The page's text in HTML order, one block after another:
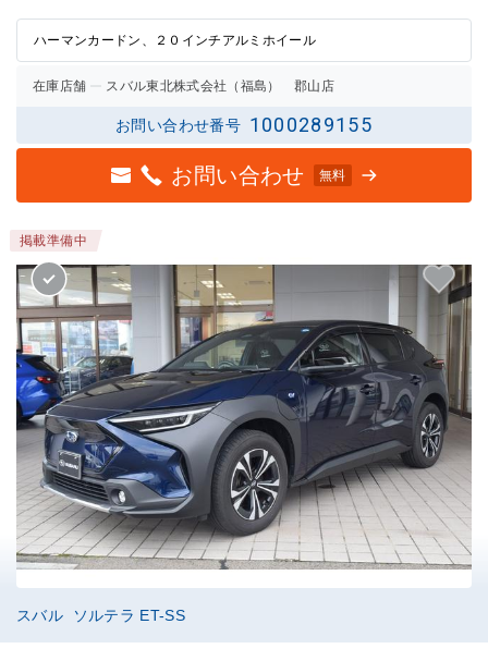
ハーマンカードン、２０インチアルミホイール
在庫店舗 スバル東北株式会社（福島） 郡山店
お問い合わせ番号 1000289155
お問い合わせ 無料
掲載準備中
スバル ソルテラ ET-SS